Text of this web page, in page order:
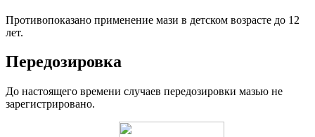
Противопоказано применение мази в детском возрасте до 12
лет.
Передозировка
До настоящего времени случаев передозировки мазью не
зарегистрировано.